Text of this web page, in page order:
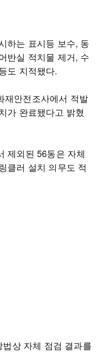
하는 표시등 보수, 동
반실 적치물 제거, 수
도 지적됐다.
재안전조사에서 적발
가 완료됐다고 밝혔
제외된 56동은 자체
클러 설치 의무도 적
상 자체 점검 결과를